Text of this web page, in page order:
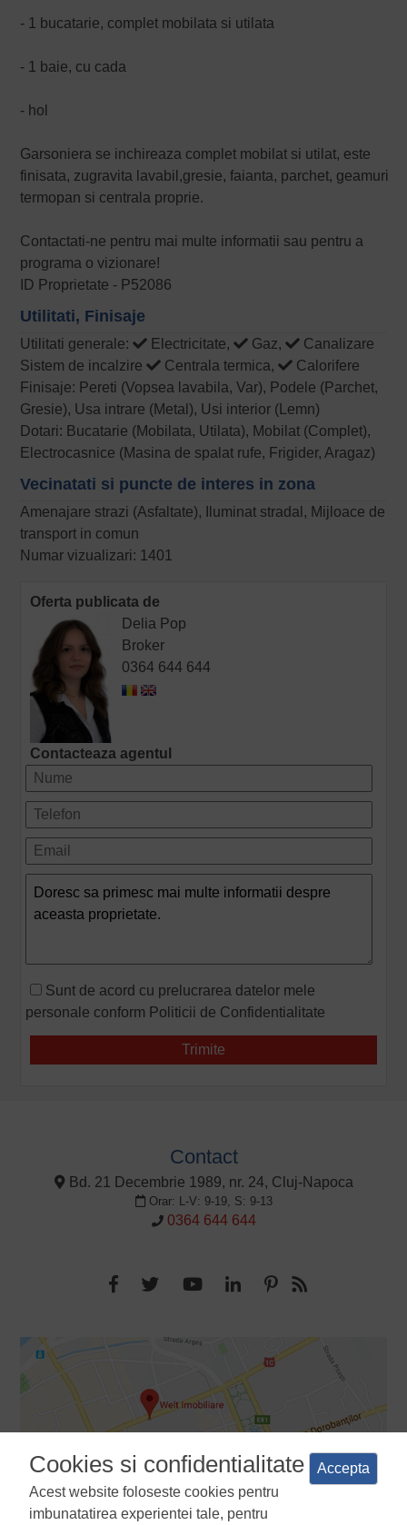
- 1 bucatarie, complet mobilata si utilata
- 1 baie, cu cada
- hol
Garsoniera se inchireaza complet mobilat si utilat, este
finisata, zugravita lavabil,gresie, faianta, parchet, geamuri
termopan si centrala proprie.
Contactati-ne pentru mai multe informatii sau pentru a
programa o vizionare!
ID Proprietate - P52086
Utilitati, Finisaje
Utilitati generale: Electricitate, Gaz,
Canalizare
Sistem de incalzire
Centrala termica,
Calorifere
Finisaje: Pereti (Vopsea lavabila, Var), Podele (Parchet,
Gresie), Usa intrare (Metal), Usi interior (Lemn)
Dotari: Bucatarie (Mobilata, Utilata), Mobilat (Complet),
Electrocasnice (Masina de spalat rufe, Frigider, Aragaz)
Vecinatati si puncte de interes in zona
Amenajare strazi (Asfaltate), Iluminat stradal, Mijloace de
transport in comun
Numar vizualizari: 1401
Oferta publicata de
Delia Pop
Broker
0364 644 644
Contacteaza agentul
Sunt de acord cu prelucrarea datelor mele
personale conform Politicii de Confidentialitate
Contact
Bd. 21 Decembrie 1989, nr. 24, Cluj-Napoca
Orar: L-V: 9-19, S: 9-13
0364 644 644
Cookies si confidentialitate
Acest website foloseste cookies pentru
imbunatatirea experientei tale, pentru
Accepta